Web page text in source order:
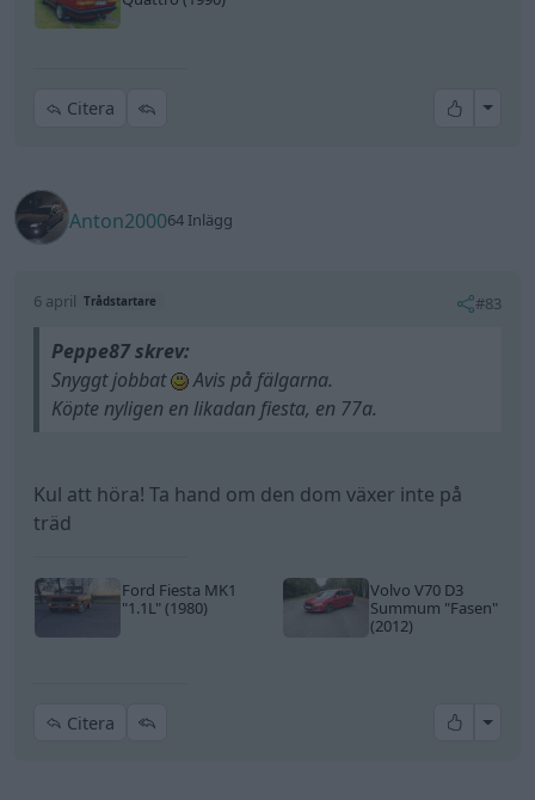
Citera All
Anton200064 Inlägg
6 april Trådstartare #83
Peppe87 skrev:
Snyggt jobbat
Avis på fälgarna.
Köpte nyligen en likadan fiesta, en 77a.
Kul att höra! Ta hand om den dom växer inte på
träd
Ford Fiesta MK1
"1.1L"(1980)
Volvo V70 D3
Summum "Fasen"
(2012)
Citera All